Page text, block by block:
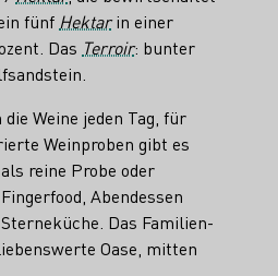
fünf Hektarin einer
Das Terroir: bunter
Weine jeden Tag, für
Weinproben gibt es
reine Probe oder
Abendessen
Das Familien-
Oase, mitten